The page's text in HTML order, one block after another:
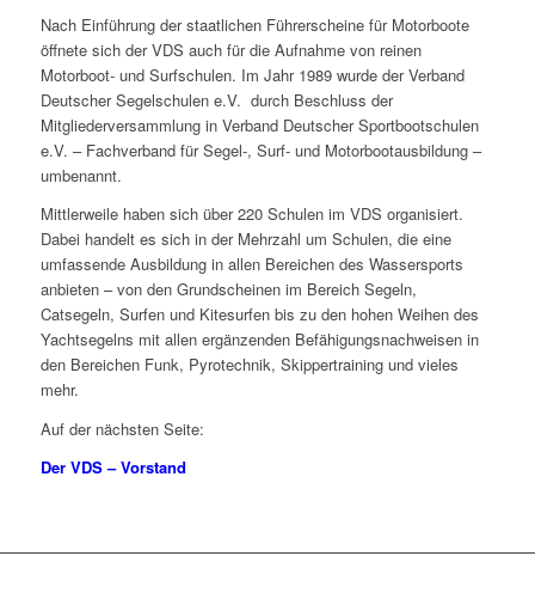
Nach Einführung der staatlichen Führerscheine für Motorboote
öffnete sich der VDS auch für die Aufnahme von reinen
Motorboot- und Surfschulen. Im Jahr 1989 wurde der Verband
Deutscher Segelschulen e.V. durch Beschluss der
Mitgliederversammlung in Verband Deutscher Sportbootschulen
e.V. – Fachverband für Segel-, Surf- und Motorbootausbildung –
umbenannt.
Mittlerweile haben sich über 220 Schulen im VDS organisiert.
Dabei handelt es sich in der Mehrzahl um Schulen, die eine
umfassende Ausbildung in allen Bereichen des Wassersports
anbieten – von den Grundscheinen im Bereich Segeln,
Catsegeln, Surfen und Kitesurfen bis zu den hohen Weihen des
Yachtsegelns mit allen ergänzenden Befähigungsnachweisen in
den Bereichen Funk, Pyrotechnik, Skippertraining und vieles
mehr.
Auf der nächsten Seite:
Der VDS – Vorstand